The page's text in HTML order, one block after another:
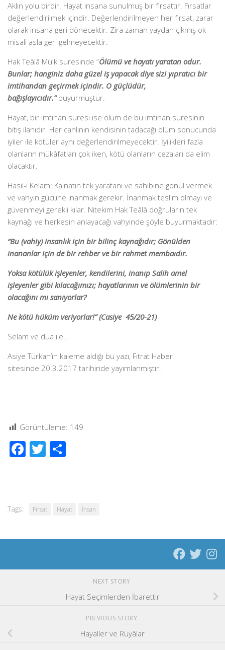
Aklın yolu birdir. Hayat insana sunulmuş bir fırsattır. Fırsatlar
değerlendirilmek içindir. Değerlendirilmeyen her fırsat, zarar
olarak insana geri dönecektir. Zira zaman yaydan çıkmış ok
misali asla geri gelmeyecektir.
Hak Teâlâ Mülk suresinde “Ölümü ve hayatı yaratan odur.
Bunlar; hanginiz daha güzel iş yapacak diye sizi yıpratıcı bir
imtihandan geçirmek içindir. O güçlüdür,
bağışlayıcıdır.”buyurmuştur.
Hayat, bir imtihan süresi ise ölüm de bu imtihan süresinin
bitiş ilanıdır. Her canlının kendisinin tadacağı ölüm sonucunda
iyiler ile kötüler aynı değerlendirilmeyecektir. İyilikleri fazla
olanların mükâfatları çok iken, kötü olanların cezaları da elim
olacaktır.
Hasıl-ı Kelam: Kainatın tek yaratanı ve sahibine gönül vermek
ve vahyin gücüne inanmak gerekir. İnanmak teslim olmayı ve
güvenmeyi gerekli kılar. Nitekim Hak Teâlâ doğruların tek
kaynağı ve herkesin anlayacağı vahyinde şöyle buyurmaktadır:
“Bu (vahiy) insanlık için bir bilinç kaynağıdır; Gönülden
inananlar için de bir rehber ve bir rahmet membaıdır.
Yoksa kötülük işleyenler, kendilerini, inanıp Salih amel
işleyenler gibi kılacağımızı; hayatlarının ve ölümlerinin bir
olacağını mı sanıyorlar?
Ne kötü hüküm veriyorlar!” (Casiye 45/20-21)
Selam ve dua ile…
Asiye Türkan’ın kaleme aldığı bu yazı, Fıtrat Haber
sitesinde 20.3.2017 tarihinde yayımlanmıştır.
Görüntüleme: 149
Facebook
Twitter
Tags: Fırsat Hayat İnsan
NEXT STORY
Hayat Seçimlerden İbarettir
PREVIOUS STORY
Hayaller ve Rüyâlar